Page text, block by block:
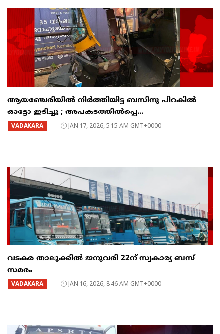
ആയഞ്ചേരിയിൽ നിർത്തിയിട്ട ബസിനു പിറകിൽ
ഓട്ടോ ഇടിച്ചു ; അപകടത്തിൽപ്പെ...
VADAKARA JAN 17, 2026, 5:15 AM GMT+0000
വടകര താലൂക്കിൽ ജനുവരി 22ന് സ്വകാര്യ ബസ്
സമരം
VADAKARA JAN 16, 2026, 8:46 AM GMT+0000